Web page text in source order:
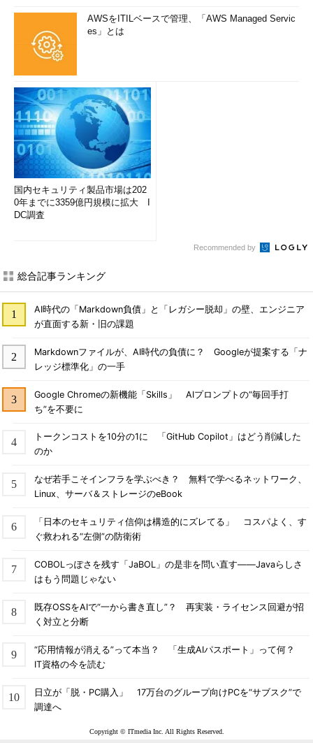
AWSをITILベースで管理、「AWS Managed Servic
es」とは
国内セキュリティ製品市場は202
0年までに3359億円規模に拡大 I
DC調査
Recommended by
総合記事ランキング
AI時代の「Markdown負債」と「レガシー脱却」の壁、エンジニア
が直面する新・旧の課題
Markdownファイルが、AI時代の負債に？ Googleが提案する「ナ
レッジ標準化」の一手
Google Chromeの新機能「Skills」 AIプロンプトの“毎回手打
ち”を不要に
トークンコストを10分の1に 「GitHub Copilot」はどう削減した
のか
なぜ若手こそインフラを学ぶべき？ 無料で学べるネットワーク、
Linux、サーバ＆ストレージのeBook
「日本のセキュリティ信仰は構造的にズレてる」 コスパよく、す
ぐ救われる“左側”の防衛術
COBOLっぽさを残す「JaBOL」の是非を問い直す――Javaらしさ
はもう問題じゃない
既存OSSをAIで“一から書き直し”？ 再実装・ライセンス回避が招
く対立と分断
“応用情報が消える”って本当？ 「生成AIパスポート」って何？
IT資格の今を読む
日立が「脱・PC購入」 17万台のグループ向けPCを“サブスク”で
調達へ
Copyright © ITmedia Inc. All Rights Reserved.